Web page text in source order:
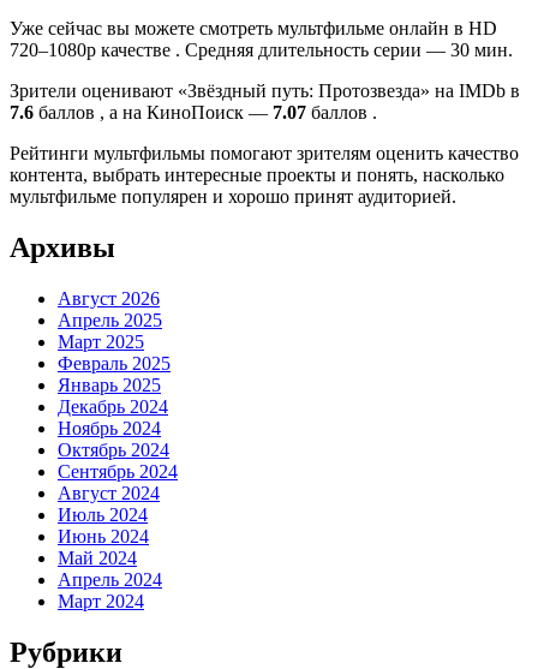
Уже сейчас вы можете смотреть мультфильме онлайн в HD
720–1080p качестве . Средняя длительность серии — 30 мин.
Зрители оценивают «Звёздный путь: Протозвезда» на IMDb в
7.6 баллов , а на КиноПоиск — 7.07 баллов .
Рейтинги мультфильмы помогают зрителям оценить качество
контента, выбрать интересные проекты и понять, насколько
мультфильме популярен и хорошо принят аудиторией.
Архивы
Август 2026
Апрель 2025
Март 2025
Февраль 2025
Январь 2025
Декабрь 2024
Ноябрь 2024
Октябрь 2024
Сентябрь 2024
Август 2024
Июль 2024
Июнь 2024
Май 2024
Апрель 2024
Март 2024
Рубрики